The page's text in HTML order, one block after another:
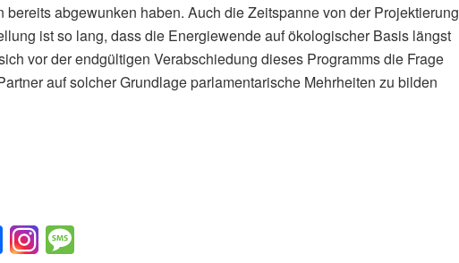
abgewunken haben. Auch die Zeitspanne von der Projektierung
ist so lang, dass die Energiewende auf ökologischer Basis längst
vor der endgültigen Verabschiedung dieses Programms die Frage
auf solcher Grundlage parlamentarische Mehrheiten zu bilden
F